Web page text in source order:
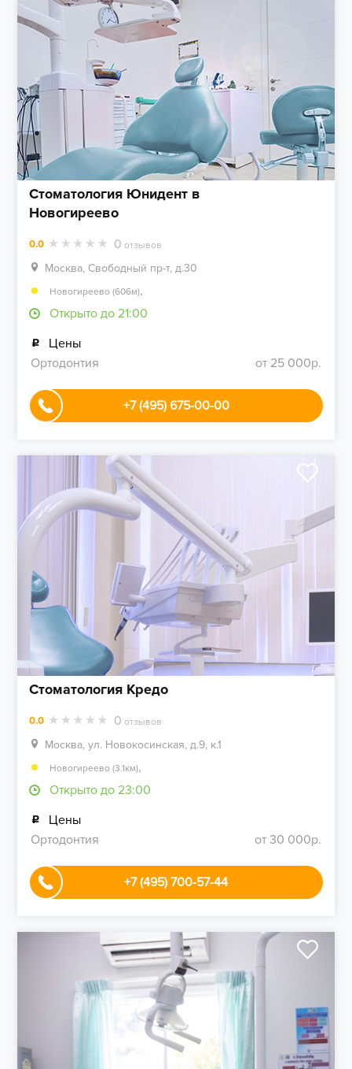
Стоматология Юнидент в
Новогиреево
0.0 0 отзывов
Москва, Свободный пр-т, д.30
Новогиреево (606м),
Открыто до 21:00
Цены
Ортодонтия
от 25 000р.
+7 (495) 675-00-00
Стоматология Кредо
0.0 0 отзывов
Москва, ул. Новокосинская, д.9, к.1
Новогиреево (3.1км),
Открыто до 23:00
Цены
Ортодонтия
от 30 000р.
+7 (495) 700-57-44